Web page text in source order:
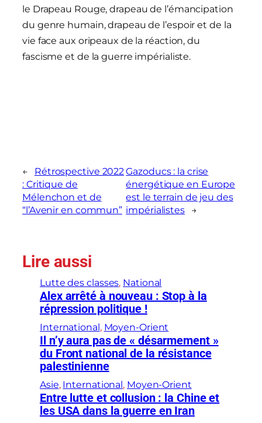
le Drapeau Rouge, drapeau de l’émancipation
du genre humain, drapeau de l’espoir et de la
vie face aux oripeaux de la réaction, du
fascisme et de la guerre impérialiste.
←
Rétrospective 2022
: Critique de
Mélenchon et de
“l’Avenir en commun”
Gazoducs : la crise
énergétique en Europe
est le terrain de jeu des
impérialistes
→
Lire aussi
Lutte des classes, National
Alex arrêté à nouveau : Stop à la
répression politique !
International , Moyen-Orient
Il n’y aura pas de « désarmement »
du Front national de la résistance
palestinienne
Asie, International , Moyen-Orient
Entre lutte et collusion : la Chine et
les USA dans la guerre en Iran